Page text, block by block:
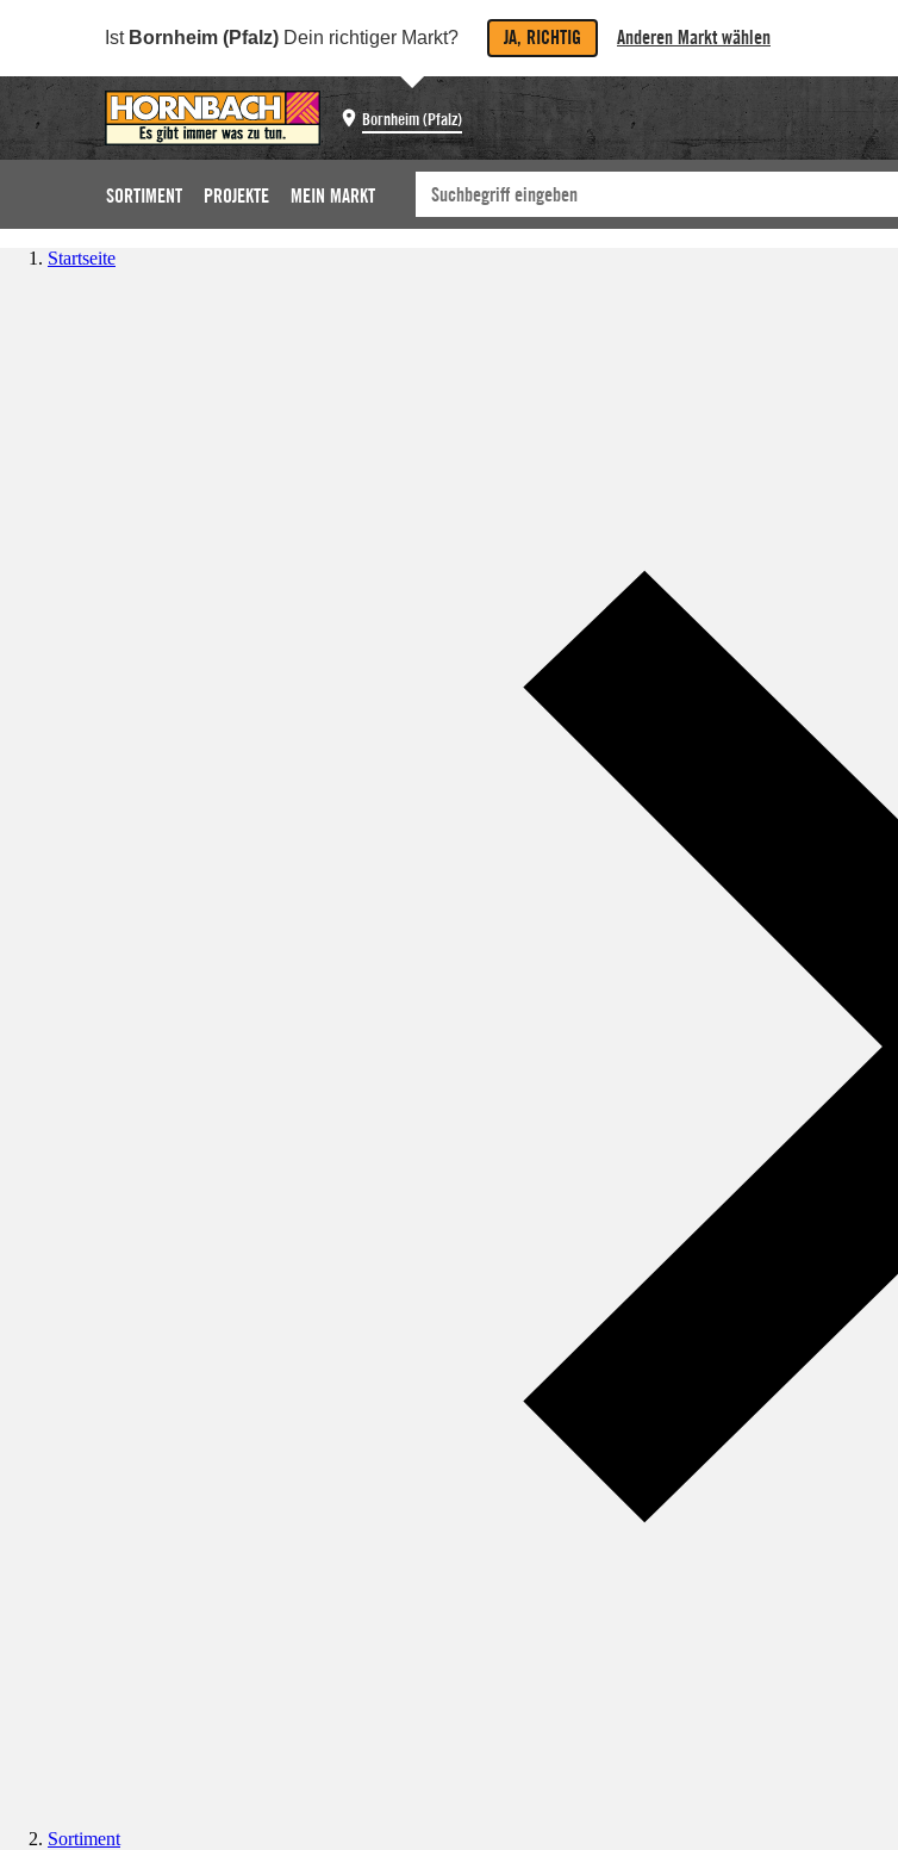
Ist Bornheim (Pfalz) Dein richtiger Markt? JA, RICHTIG Anderen Markt wählen
Bornheim (Pfalz)
SORTIMENT PROJEKTE MEIN MARKT
Startseite
Sortiment